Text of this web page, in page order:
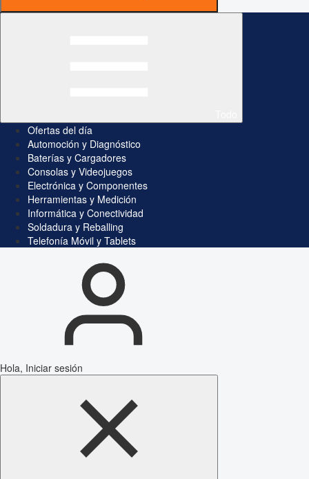
Ofertas del día
Automoción y Diagnóstico
Baterías y Cargadores
Consolas y Videojuegos
Electrónica y Componentes
Herramientas y Medición
Informática y Conectividad
Soldadura y Reballing
Telefonía Móvil y Tablets
Hola, Iniciar sesión